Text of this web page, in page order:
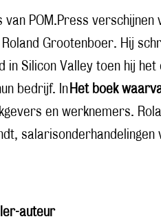
van POM.Press
Roland Grootenboer. Hij
in Silicon Valley toen hij
bedrijf. In Het boek
en werknemers.
auteur